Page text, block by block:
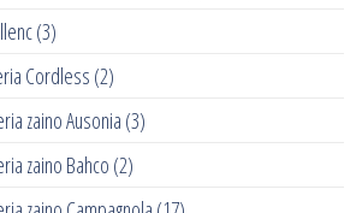
(3)
Cordless (2)
zaino Ausonia (3)
zaino Bahco (2)